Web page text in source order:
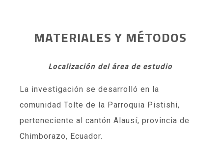
MATERIALES Y MÉTODOS
Localización del área de estudio
La investigación se desarrolló en la
comunidad Tolte de la Parroquia Pistishi,
perteneciente al cantón Alausí, provincia de
Chimborazo, Ecuador.